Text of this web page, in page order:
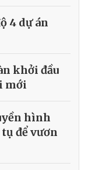
4 dự án
khởi đầu
mới
hình
để vươn